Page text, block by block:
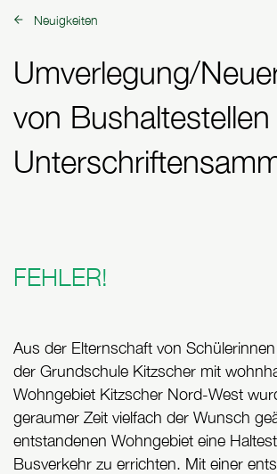
zurück zu:
Neuigkeiten
Umverlegung/
von
FEHLER!
Aus der Elternschaft von
der Grundschule Kitzscher mit
Wohngebiet Kitzscher Nord-West
geraumer Zeit vielfach der Wunsch
entstandenen Wohngebiet eine
Busverkehr zu errichten. Mit einer